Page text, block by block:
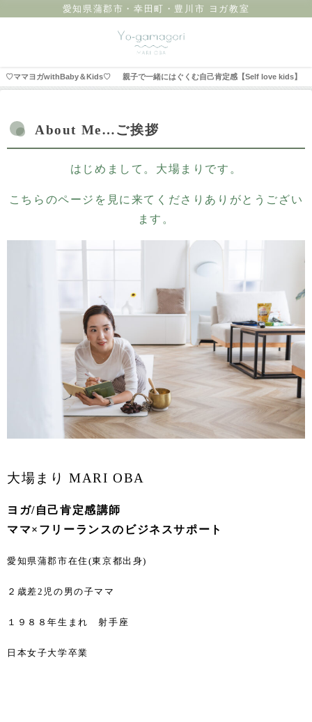
愛知県蒲郡市・幸田町・豊川市 ヨガ教室
♡ママヨガwithBaby＆Kids♡ 親子で一緒にはぐくむ自己肯定感【Self love kids】
About Me…ご挨拶
はじめまして。大場まりです。
こちらのページを見に来てくださりありがとうござい
ます。
大場まり MARI OBA
ヨガ/自己肯定感講師
ママ×フリーランスのビジネスサポート
愛知県蒲郡市在住(東京都出身)
２歳差2児の男の子ママ
１９８８年生まれ 射手座
日本女子大学卒業